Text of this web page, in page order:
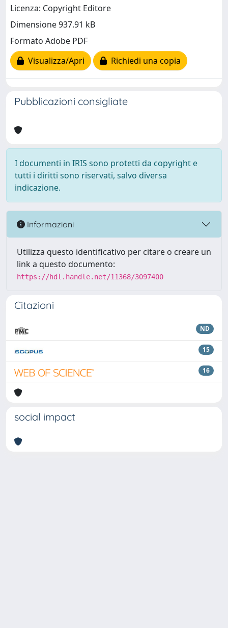
Licenza: Copyright Editore
Dimensione 937.91 kB
Formato Adobe PDF
Visualizza/Apri
Richiedi una copia
Pubblicazioni consigliate
I documenti in IRIS sono protetti da copyright e
tutti i diritti sono riservati, salvo diversa
indicazione.
Informazioni
Utilizza questo identificativo per citare o creare un
link a questo documento:
https://hdl.handle.net/11368/3097400
Citazioni
ND
15
16
social impact